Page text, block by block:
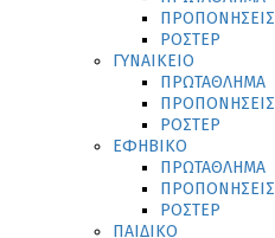
ΠΡΟΠΟΝΗΣΕΙΣ
ΡΟΣΤΕΡ
ΓΥΝΑΙΚΕΙΟ
ΠΡΩΤΑΘΛΗΜΑ
ΠΡΟΠΟΝΗΣΕΙΣ
ΡΟΣΤΕΡ
ΕΦΗΒΙΚΟ
ΠΡΩΤΑΘΛΗΜΑ
ΠΡΟΠΟΝΗΣΕΙΣ
ΡΟΣΤΕΡ
ΠΑΙΔΙΚΟ